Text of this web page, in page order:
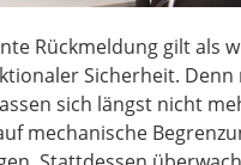
Rückmeldung gilt als
Sicherheit.
sich längst nicht
mechanische